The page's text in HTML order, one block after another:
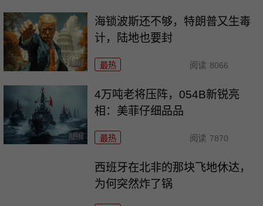
海锁波斯还不够，特朗普又生毒
计，陆地也要封
最热 阅读 8066
4万吨老将压阵，054B新锐亮
相：美菲仔细品品
最热 阅读 7870
西班牙在北非的那块飞地休达，
为何突然炸了锅